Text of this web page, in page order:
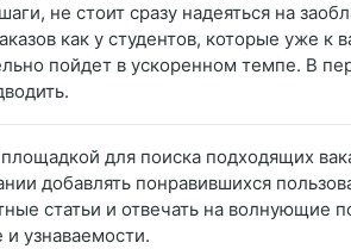
не стоит сразу надеяться на
как у студентов, которые уже к
пойдет в ускоренном темпе. В
для поиска подходящих
добавлять понравившихся
статьи и отвечать на волнующие
и узнаваемости.